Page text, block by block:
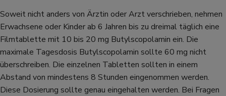
Soweit nicht anders von Ärztin oder Arzt verschrieben, nehmen
Erwachsene oder Kinder ab 6 Jahren bis zu dreimal täglich eine
Filmtablette mit 10 bis 20 mg Butylscopolamin ein. Die
maximale Tagesdosis Butylscopolamin sollte 60 mg nicht
überschreiben. Die einzelnen Tabletten sollten in einem
Abstand von mindestens 8 Stunden eingenommen werden.
Diese Dosierung sollte genau eingehalten werden. Bei Fragen